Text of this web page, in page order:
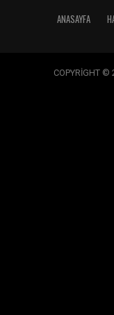
ANASAYFA
COPYRİGHT ©